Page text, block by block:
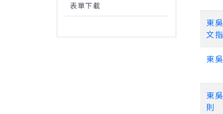
表單下載
東
文
東
東
則